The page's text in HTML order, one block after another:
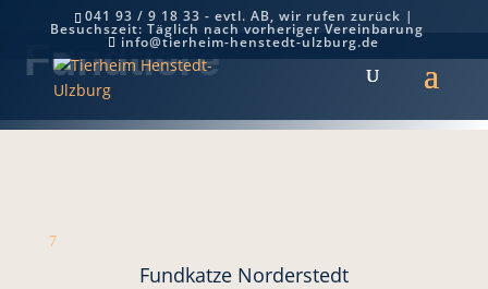
041 93 / 9 18 33 - evtl. AB, wir rufen zurück |
Besuchszeit: Täglich nach vorheriger Vereinbarung
info@tierheim-henstedt-ulzburg.de
Fundtiere
7
Fundkatze Norderstedt